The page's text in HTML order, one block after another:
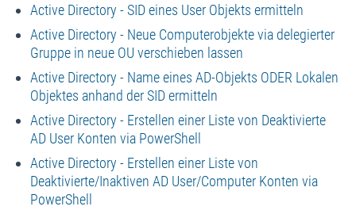
Active Directory - SID eines User Objekts ermitteln
Active Directory - Neue Computerobjekte via delegierter
Gruppe in neue OU verschieben lassen
Active Directory - Name eines AD-Objekts ODER Lokalen
Objektes anhand der SID ermitteln
Active Directory - Erstellen einer Liste von Deaktivierte
AD User Konten via PowerShell
Active Directory - Erstellen einer Liste von
Deaktivierte/Inaktiven AD User/Computer Konten via
PowerShell